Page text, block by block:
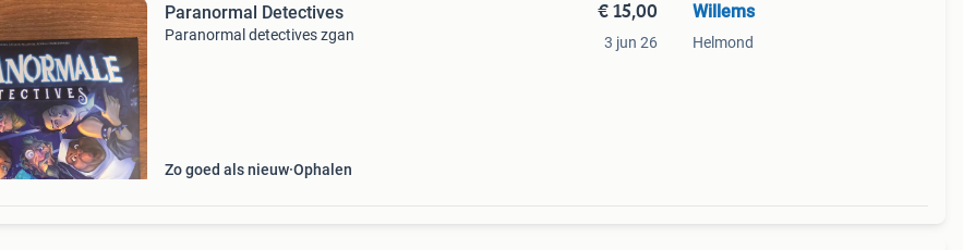
Paranormal Detectives
Paranormal detectives zgan
Zo goed als nieuw Ophalen
€ 15,00
3 jun 26
Willems
Helmond